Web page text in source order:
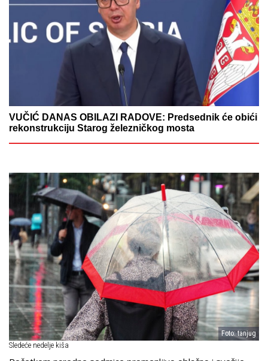
VUČIĆ DANAS OBILAZI RADOVE: Predsednik će obići
rekonstrukciju Starog železničkog mosta
Foto: tanjug
Sledeće nedelje kiša